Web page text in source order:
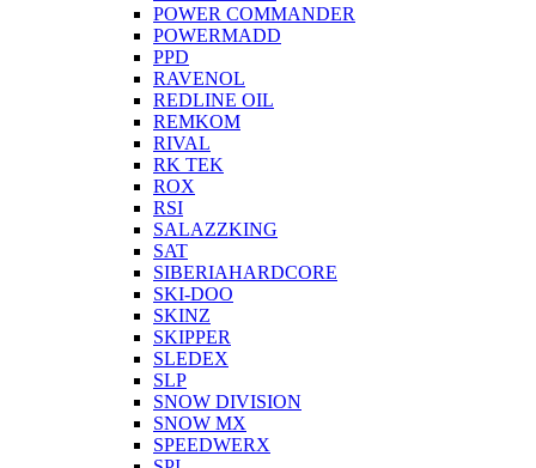
POWER COMMANDER
POWERMADD
PPD
RAVENOL
REDLINE OIL
REMKOM
RIVAL
RK TEK
ROX
RSI
SALAZZKING
SAT
SIBERIAHARDCORE
SKI-DOO
SKINZ
SKIPPER
SLEDEX
SLP
SNOW DIVISION
SNOW MX
SPEEDWERX